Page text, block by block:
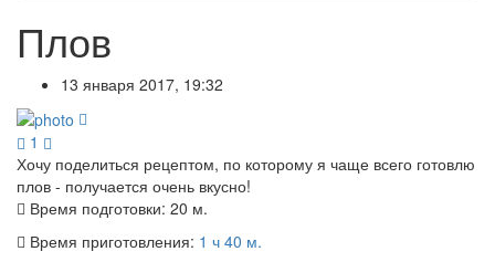
Плов
13 января 2017, 19:32
1
Хочу поделиться рецептом, по которому я чаще всего готовлю
плов - получается очень вкусно!
Время подготовки: 20 м.
Время приготовления: 1 ч 40 м.